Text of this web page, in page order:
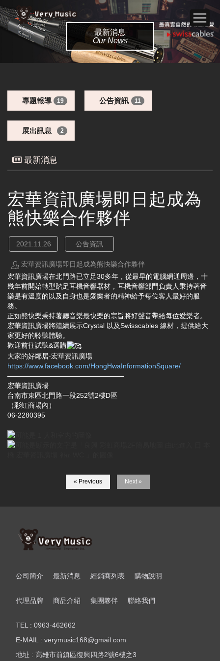
最新消息
Our News
專題報導 19 公告資訊 11
展出訊息 2
最新消息
宏華資訊廣場即日起成為
熊快樂合作夥伴
2021.11.26 公告資訊
宏華資訊廣場即日起成為熊快樂合作夥伴
宏華資訊廣場在北門路已立足30多年，從最早的電腦網通周邊，十
幾年前開始轉型踏足耳機音響器材，耳機音響部門負責人秉持著音
樂是有溫度的以及自身也是愛樂者的精神給予每位客人最好的服
務。
正如熊快樂秉持著聽音樂最快樂的宗旨將好聲音帶給每位愛樂者。
宏華資訊廣場將陸續展示Crystal 以及Swisscables 線材，提供給大
家更好的聆聽體驗。
歡迎前往試聽&選購
大家的好鄰居-宏華資訊廣場
https://www.facebook.com/HongHwaInformationSquare/
—————————————————
宏華資訊廣場
台南市東區北門路一段252號2樓D區
（彩虹商場內）
06-2280395
« Previous Next »
公司簡介 最新消息 經銷商列表 購物說明
代理品牌 商品介紹 集團夥伴 聯絡我們
TEL : 0963-462662
E-MAIL : verymusic168@gmail.com
地址 : 高雄市前鎮區復興四路2號6樓之3